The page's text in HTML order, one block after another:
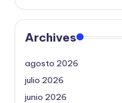
Archives
agosto 2026
julio 2026
junio 2026